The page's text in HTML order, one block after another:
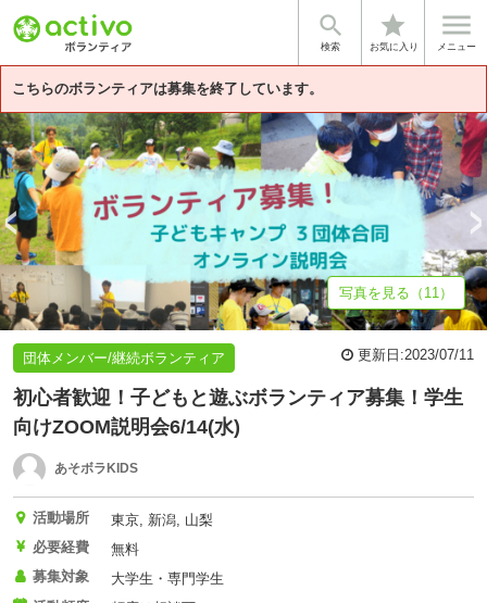

検索
star
お気に入り

メニュー
こちらのボランティアは募集を終了しています。
基本情報 募集詳細 団体情報
写真を見る（11）
団体メンバー/継続ボランティア 更新日:2023/07/11
初心者歓迎！子どもと遊ぶボランティア募集！学生
向けZOOM説明会6/14(水)
あそボラKIDS
活動場所
東京, 新潟, 山梨
必要経費
無料
募集対象
大学生・専門学生